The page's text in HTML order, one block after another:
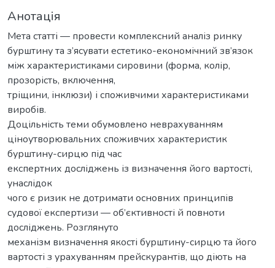
Анотація
Мета статті — провести комплексний аналіз ринку
бурштину та з’ясувати естетико-економічний зв’язок
між характеристиками сировини (форма, колір,
прозорість, включення,
тріщини, інклюзи) і споживчими характеристиками
виробів.
Доцільність теми обумовлено неврахуванням
ціноутворювальних споживчих характеристик
бурштину-сирцю під час
експертних досліджень із визначення його вартості,
унаслідок
чого є ризик не дотримати основних принципів
судової експертизи — об’єктивності й повноти
досліджень. Розглянуто
механізм визначення якості бурштину-сирцю та його
вартості з урахуванням прейскурантів, що діють на